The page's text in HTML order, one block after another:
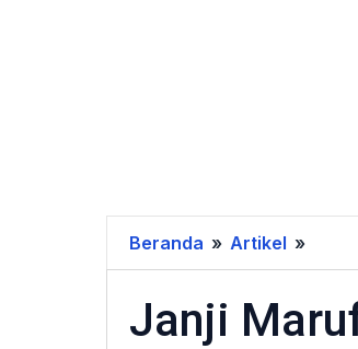
Beranda » Artikel »
Jika
Janji